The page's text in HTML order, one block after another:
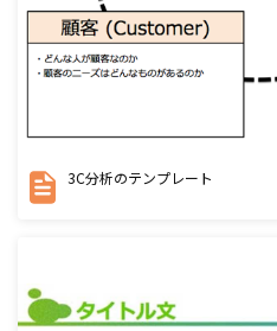
3C分析のテンプレート